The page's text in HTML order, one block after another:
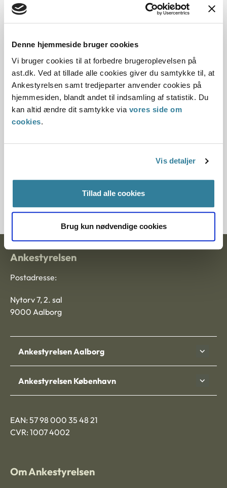
Denne hjemmeside bruger cookies
Vi bruger cookies til at forbedre brugeroplevelsen på
ast.dk. Ved at tillade alle cookies giver du samtykke til, at
Ankestyrelsen samt tredjeparter anvender cookies på
hjemmesiden, blandt andet til indsamling af statistik. Du
kan altid ændre dit samtykke via vores side om
cookies.
Vis detaljer
Tillad alle cookies
Brug kun nødvendige cookies
01.03.2012
Offentliggørelsesdato
10.07.2013
Denne principafgørelse er kasseret den 12.
december, da den er erstattet af principafgørelse
84-19.
Ankestyrelsen
Postadresse:
Nytorv 7, 2. sal
9000 Aalborg
Ankestyrelsen Aalborg
Ankestyrelsen København
EAN: 57 98 000 35 48 21
CVR: 1007 4002
Om Ankestyrelsen